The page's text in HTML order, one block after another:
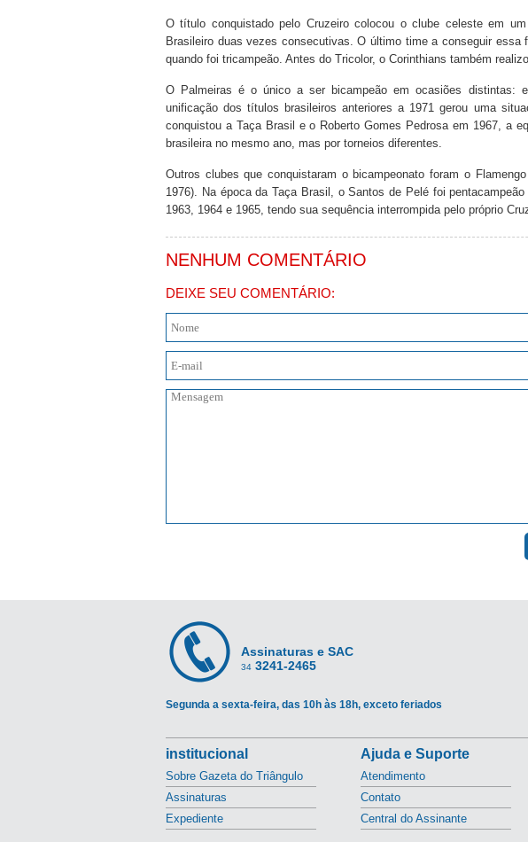
O título conquistado pelo Cruzeiro colocou o clube celeste em
Brasileiro duas vezes consecutivas. O último time a conseguir essa
quando foi tricampeão. Antes do Tricolor, o Corinthians também
O Palmeiras é o único a ser bicampeão em ocasiões distintas:
unificação dos títulos brasileiros anteriores a 1971 gerou uma
conquistou a Taça Brasil e o Roberto Gomes Pedrosa em 1967, a
brasileira no mesmo ano, mas por torneios diferentes.
Outros clubes que conquistaram o bicampeonato foram o
1976). Na época da Taça Brasil, o Santos de Pelé foi
1963, 1964 e 1965, tendo sua sequência interrompida pelo próprio
NENHUM COMENTÁRIO
DEIXE SEU COMENTÁRIO:
Assinaturas e SAC
34 3241-2465
Segunda a sexta-feira, das 10h às 18h, exceto feriados
institucional
Sobre Gazeta do Triângulo
Assinaturas
Expediente
Ajuda e Suporte
Atendimento
Contato
Central do Assinante